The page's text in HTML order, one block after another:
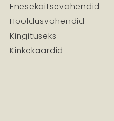
Enesekaitsevahendid
Hooldusvahendid
Kingituseks
Kinkekaardid